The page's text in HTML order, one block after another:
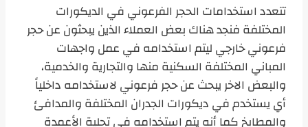
تتعدد استخدامات الحجر الفرعوني في الديكورات
المختلفة فنجد هناك بعض العملاء الذين يبحثون عن حجر
فرعوني خارجي ليتم استخدامه في عمل واجهات
المباني المختلفة السكنية منها والتجارية والخدمية،
والبعض الاخر يبحث عن حجر فرعوني لاستخدامه داخلياً
أي يستخدم في ديكورات الجدران المختلفة والمدافئ
والمطابخ كما أنه يتم استخدامه في تحلية الأعمدة